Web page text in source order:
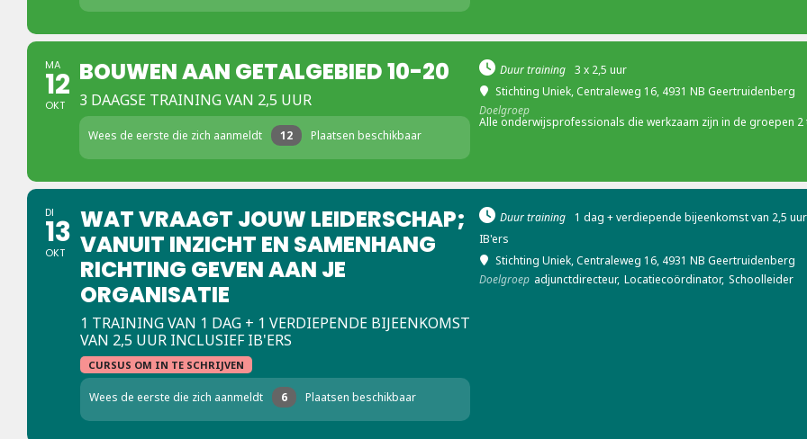
MA
12
OKT
BOUWEN AAN GETALGEBIED 10-20
3 DAAGSE TRAINING VAN 2,5 UUR
Wees de eerste die zich aanmeldt 12 Plaatsen beschikbaar
Duur training
3 x 2,5 uur
Stichting Uniek, Centraleweg 16, 4931 NB Geertruidenberg
Doelgroep
Alle onderwijsprofessionals die werkzaam zijn in de groepen 2
DI
13
OKT
WAT VRAAGT JOUW LEIDERSCHAP;
VANUIT INZICHT EN SAMENHANG
RICHTING GEVEN AAN JE
ORGANISATIE
1 TRAINING VAN 1 DAG + 1 VERDIEPENDE BIJEENKOMST
VAN 2,5 UUR INCLUSIEF IB'ERS
CURSUS OM IN TE SCHRIJVEN
Wees de eerste die zich aanmeldt 6 Plaatsen beschikbaar
Duur training
1 dag + verdiepende bijeenkomst van 2,5
IB'ers
Stichting Uniek, Centraleweg 16, 4931 NB Geertruidenberg
Doelgroep adjunctdirecteur, Locatiecoördinator, Schoolleider